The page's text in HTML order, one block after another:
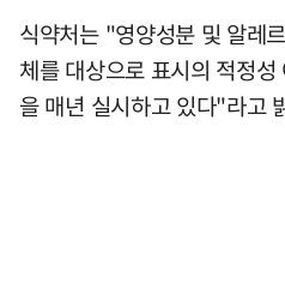
식약처는 "영양성분 및 알레
체를 대상으로 표시의 적정
을 매년 실시하고 있다"라고